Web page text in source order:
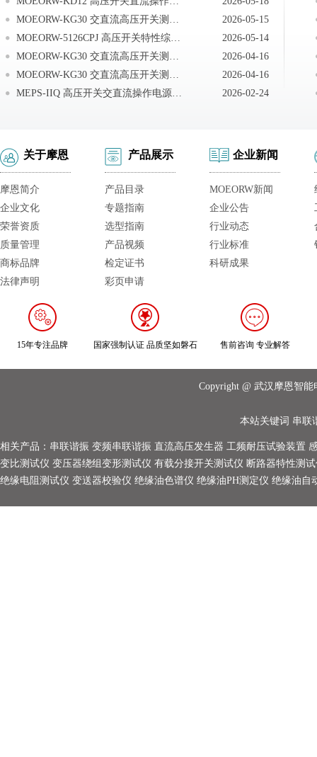
MOEORW-KG30 交直流高压开关测试系统仪器送检说明
2026-05-15
MOEORW-5126CPJ 高压开关特性综合测试仪注意事项
2026-05-14
MOEORW-KG30 交直流高压开关测试系统技术答疑
2026-04-16
MOEORW-KG30 交直流高压开关测试系统测试现场常见技术问题及处理办法
2026-04-16
MEPS-IIQ 高压开关交直流操作电源现场接线
2026-02-24
关于摩恩
摩恩简介
企业文化
荣誉资质
质量管理
商标品牌
法律声明
产品展示
产品目录
专题指南
选型指南
产品视频
检定证书
彩页申请
企业新闻
MOEORW新闻
企业公告
行业动态
行业标准
科研成果
15年专注品牌 国家强制认证 品质坚如磐石 售前咨询 专业解答
Copyright @ 武汉摩恩智
本站关键词 串联
相关产品： 串联谐振 变频串联谐振 直流高压发生器 工频耐压试验装置
变比测试仪 变压器绕组变形测试仪 有载分接开关测试仪 断路器特性测
绝缘电阻测试仪 变送器校验仪 绝缘油色谱仪 绝缘油PH测定仪 绝缘油自